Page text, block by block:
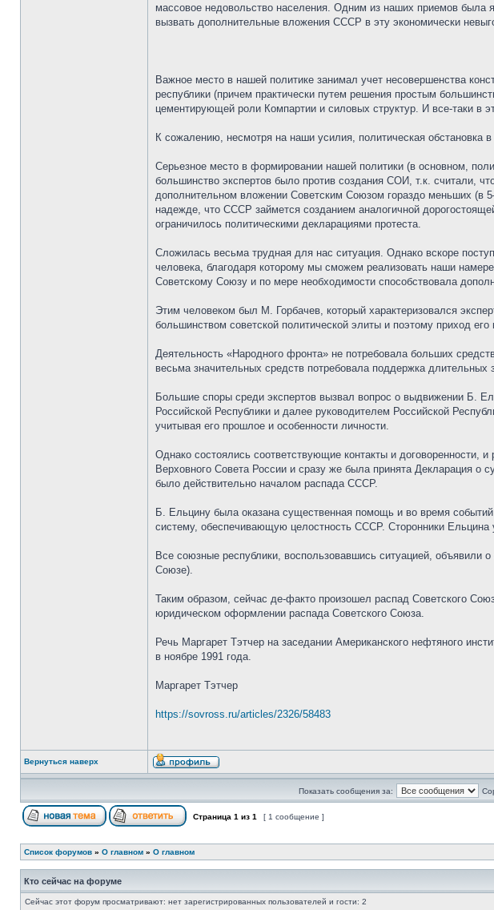
массовое недовольство населения. Одним из наших приемов была
вызвать дополнительные вложения СССР в эту экономически
Важное место в нашей политике занимал учет несовершенства
республики (причем практически путем решения простым
цементирующей роли Компартии и силовых структур. И все-таки в
К сожалению, несмотря на наши усилия, политическая обстановка
Серьезное место в формировании нашей политики (в основном,
большинство экспертов было против создания СОИ, т.к. считали,
дополнительном вложении Советским Союзом гораздо меньших (в
надежде, что СССР займется созданием аналогичной
ограничилось политическими декларациями протеста.
Сложилась весьма трудная для нас ситуация. Однако вскоре
человека, благодаря которому мы сможем реализовать наши
Советскому Союзу и по мере необходимости способствовала
Этим человеком был М. Горбачев, который характеризовался
большинством советской политической элиты и поэтому приход
Деятельность «Народного фронта» не потребовала больших
весьма значительных средств потребовала поддержка длительных
Большие споры среди экспертов вызвал вопрос о выдвижении Б.
Российской Республики и далее руководителем Российской
учитывая его прошлое и особенности личности.
Однако состоялись соответствующие контакты и
Верховного Совета России и сразу же была принята Декларация о
было действительно началом распада СССР.
Б. Ельцину была оказана существенная помощь и во время
систему, обеспечивающую целостность СССР. Сторонники
Все союзные республики, воспользовавшись ситуацией, объявили
Союзе).
Таким образом, сейчас де-факто произошел распад Советского
юридическом оформлении распада Советского Союза.
Речь Маргарет Тэтчер на заседании Американского нефтяного
в ноябре 1991 года.
Маргарет Тэтчер
https://sovross.ru/articles/2326/58483
Вернуться наверх
Показать сообщения за:
Страница 1 из 1 [ 1 сообщение ]
Список форумов » О главном » О главном
Кто сейчас на форуме
Сейчас этот форум просматривают: нет зарегистрированных пользователей и гости: 2